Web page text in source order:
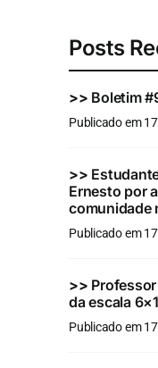
Posts
>> Boletim
Publicado em
>>
Ernesto por
comunidade
Publicado em
>>
da escala
Publicado em